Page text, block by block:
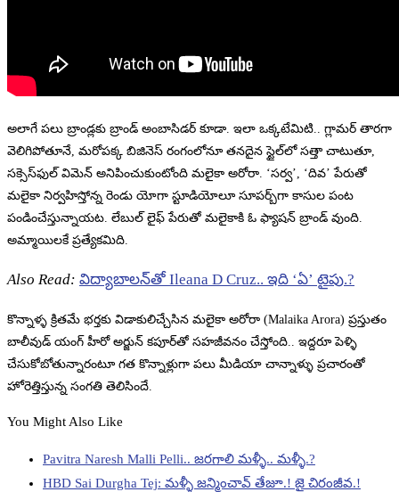
అలాగే పలు బ్రాండ్లకు బ్రాండ్ అంబాసిడర్ కూడా. ఇలా ఒక్కటేమిటి.. గ్లామర్ తారగా
వెలిగిపోతూనే, మరోపక్క బిజినెస్ రంగంలోనూ తనదైన స్టైల్‌లో సత్తా చాటుతూ,
సక్సెస్‌ఫుల్ విమెన్ అనిపించుకుంటోంది మలైకా అరోరా. ‘సర్వ’, ‘దివ’ పేరుతో
మలైకా నిర్వహిస్తోన్న రెండు యోగా స్టూడియోలూ సూపర్బ్‌గా కాసుల పంట
పండించేస్తున్నాయట. లేబుల్ లైఫ్ పేరుతో మలైకాకి ఓ ఫ్యాషన్ బ్రాండ్ వుంది.
అమ్మాయిలకే ప్రత్యేకమిది.
Also Read: విద్యాబాలన్‌తో Ileana D Cruz.. ఇది ‘ఏ’ టైపు.?
కొన్నాళ్ళ క్రితమే భర్తకు విడాకులిచ్చేసిన మలైకా అరోరా (Malaika Arora) ప్రస్తుతం
బాలీవుడ్ యంగ్ హీరో అర్జున్ కపూర్‌తో సహజీవనం చేస్తోంది.. ఇద్దరూ పెళ్ళి
చేసుకోబోతున్నారంటూ గత కొన్నాళ్లుగా పలు మీడియా చాన్నాళ్ళు ప్రచారంతో
హోరెత్తిస్తున్న సంగతి తెలిసిందే.
You Might Also Like
Pavitra Naresh Malli Pelli.. జరగాలి మళ్ళీ.. మళ్ళీ.?
HBD Sai Durgha Tej: మళ్ళీ జన్మించావ్ తేజూ.! జై చిరంజీవ.!